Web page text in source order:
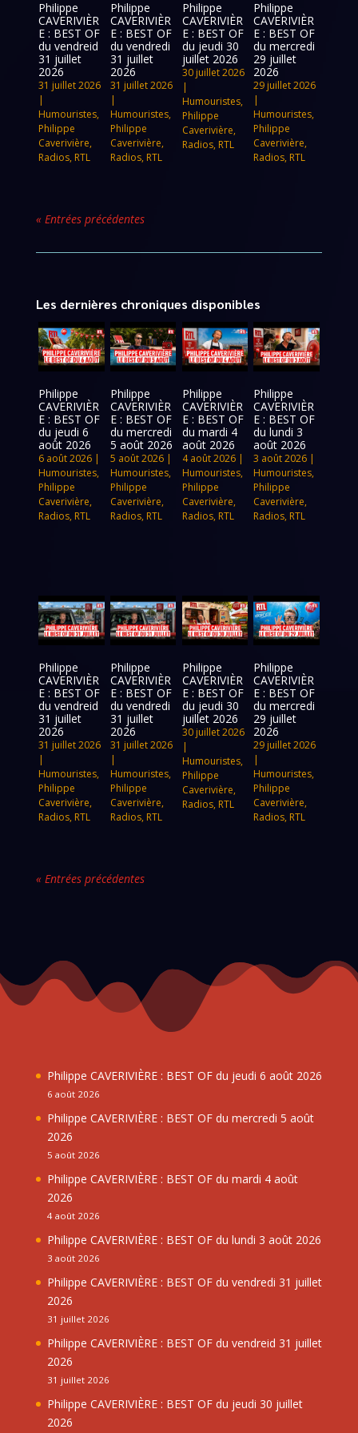
Philippe
CAVERIVIÈR
E : BEST OF
du vendreid
31 juillet
2026
31 juillet 2026
|
Humouristes,
Philippe
Caverivière,
Radios, RTL
Philippe
CAVERIVIÈR
E : BEST OF
du vendredi
31 juillet
2026
31 juillet 2026
|
Humouristes,
Philippe
Caverivière,
Radios, RTL
Philippe
CAVERIVIÈR
E : BEST OF
du jeudi 30
juillet 2026
30 juillet 2026
|
Humouristes,
Philippe
Caverivière,
Radios, RTL
Philippe
CAVERIVIÈR
E : BEST OF
du mercredi
29 juillet
2026
29 juillet 2026
|
Humouristes,
Philippe
Caverivière,
Radios, RTL
« Entrées précédentes
Les dernières chroniques disponibles
Philippe
CAVERIVIÈR
E : BEST OF
du jeudi 6
août 2026
6 août 2026 |
Humouristes,
Philippe
Caverivière,
Radios, RTL
Philippe
CAVERIVIÈR
E : BEST OF
du mercredi
5 août 2026
5 août 2026|
Humouristes,
Philippe
Caverivière,
Radios, RTL
Philippe
CAVERIVIÈR
E : BEST OF
du mardi 4
août 2026
4 août 2026|
Humouristes,
Philippe
Caverivière,
Radios, RTL
Philippe
CAVERIVIÈR
E : BEST OF
du lundi 3
août 2026
3 août 2026 |
Humouristes,
Philippe
Caverivière,
Radios, RTL
Philippe
CAVERIVIÈR
E : BEST OF
du vendreid
31 juillet
2026
31 juillet 2026
|
Humouristes,
Philippe
Caverivière,
Radios, RTL
Philippe
CAVERIVIÈR
E : BEST OF
du vendredi
31 juillet
2026
31 juillet 2026
|
Humouristes,
Philippe
Caverivière,
Radios, RTL
Philippe
CAVERIVIÈR
E : BEST OF
du jeudi 30
juillet 2026
30 juillet 2026
|
Humouristes,
Philippe
Caverivière,
Radios, RTL
Philippe
CAVERIVIÈR
E : BEST OF
du mercredi
29 juillet
2026
29 juillet 2026
|
Humouristes,
Philippe
Caverivière,
Radios, RTL
« Entrées précédentes
Philippe CAVERIVIÈRE : BEST OF du jeudi 6 août 2026
6 août 2026
Philippe CAVERIVIÈRE : BEST OF du mercredi 5 août
2026
5 août 2026
Philippe CAVERIVIÈRE : BEST OF du mardi 4 août
2026
4 août 2026
Philippe CAVERIVIÈRE : BEST OF du lundi 3 août 2026
3 août 2026
Philippe CAVERIVIÈRE : BEST OF du vendredi 31 juillet
2026
31 juillet 2026
Philippe CAVERIVIÈRE : BEST OF du vendreid 31 juillet
2026
31 juillet 2026
Philippe CAVERIVIÈRE : BEST OF du jeudi 30 juillet
2026